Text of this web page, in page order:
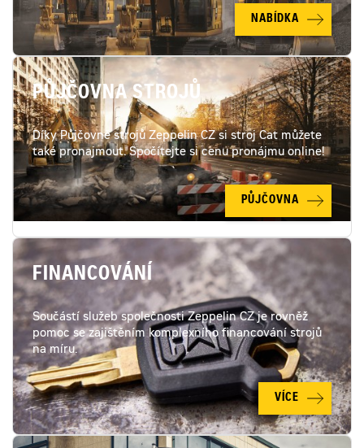
NABÍDKA
PŮJČOVNA STROJŮ
Díky Půjčovně strojů Zeppelin CZ si stroj Cat můžete
také pronajmout. Spočítejte si cenu pronájmu online!
PŮJČOVNA
FINANCOVÁNÍ
Součástí služeb společnosti Zeppelin CZ je rovněž
pomoc se zajištěním komplexního financování strojů
na míru.
VÍCE